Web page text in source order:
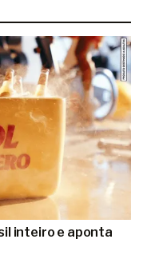
inteiro e aponta